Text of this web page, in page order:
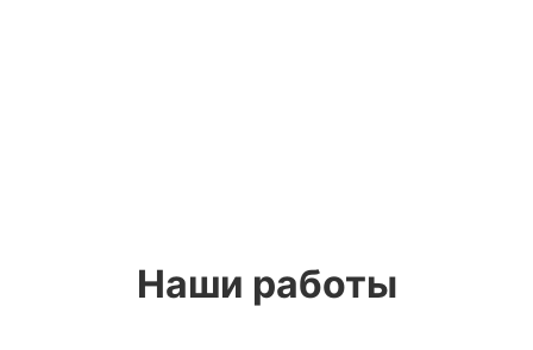
Наши работы